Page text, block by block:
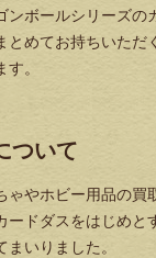
ンボールシリーズの
とめてお持ちいただ
。
ついて
ゃやホビー用品の買
ードダスをはじめと
いりました。